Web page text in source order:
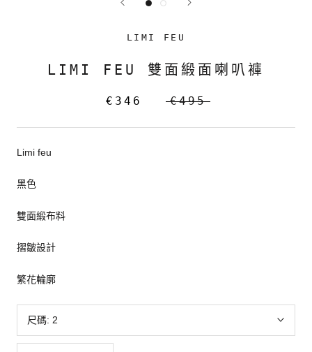
LIMI FEU
LIMI FEU 雙面緞面喇叭褲
€346 €495
Limi feu
黑色
雙面緞布料
摺皺設計
繁花輪廓
尺碼: 2